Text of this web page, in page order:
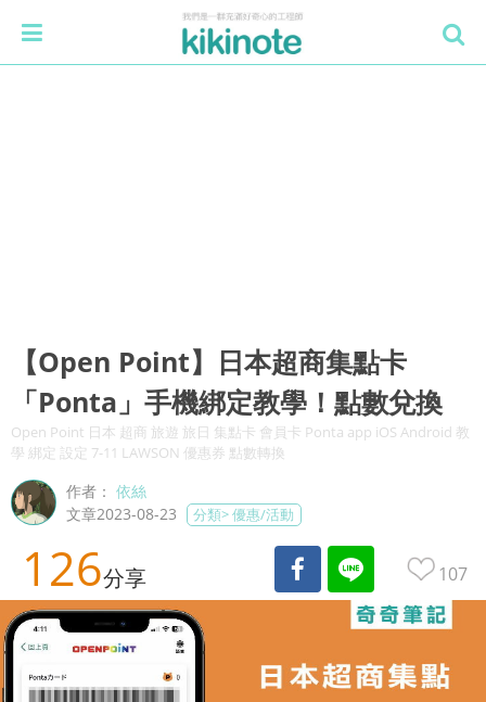
【Open Point】日本超商集點卡
「Ponta」手機綁定教學！點數兌換
Open Point 日本 超商 旅遊 旅日 集點卡 會員卡 Ponta app iOS Android 教
學 綁定 設定 7-11 LAWSON 優惠券 點數轉換
作者：依絲
文章2023-08-23
分類>優惠/活動
126分享 107